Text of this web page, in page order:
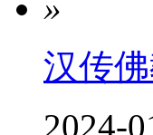
汉传
2024-